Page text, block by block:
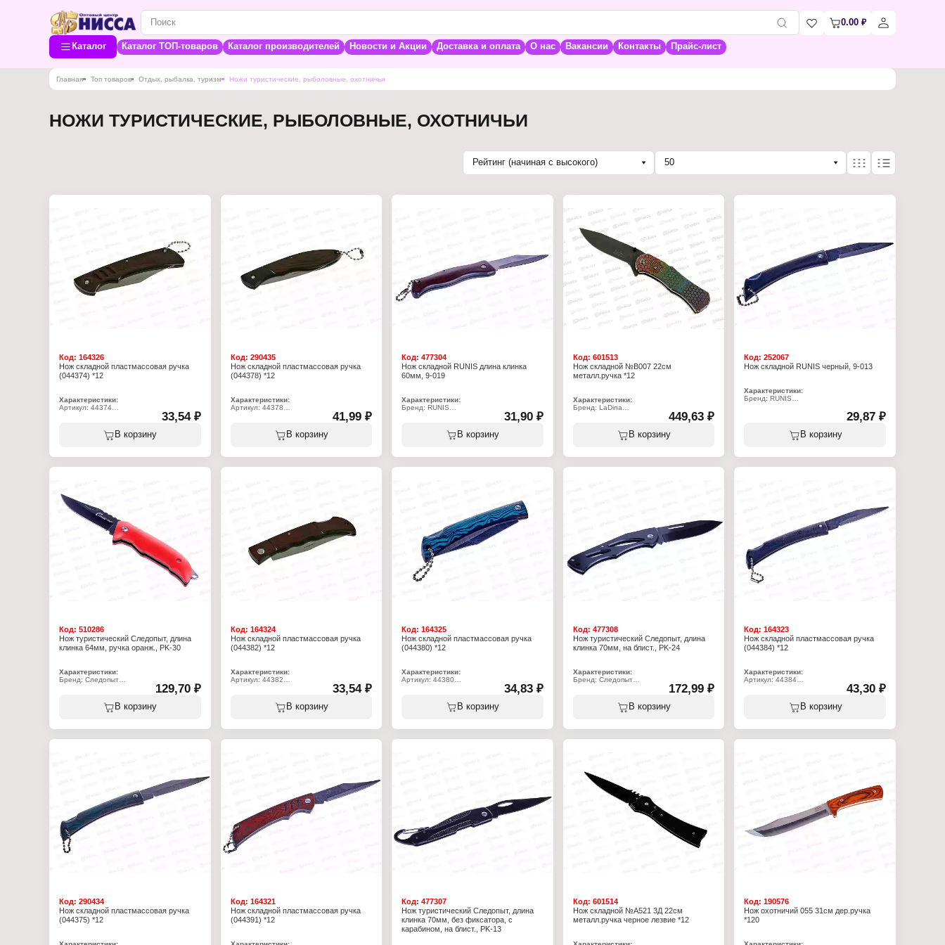
0.00 ₽
Каталог Каталог ТОП-товаров Каталог производителей Новости и Акции Доставка и оплата О нас Вакансии Контакты Прайс-лист
Главная Топ товаров Отдых, рыбалка, туризм Ножи туристические, рыболовные, охотничьи
НОЖИ ТУРИСТИЧЕСКИЕ, РЫБОЛОВНЫЕ, ОХОТНИЧЬИ
Рейтинг (начиная с высокого) 50
Код: 164326
Нож складной пластмассовая ручка
(044374) *12
Характеристики:
Артикул: 44374
Длина общая: 16 см
Материал ручки: пластиковая ручка
33,54 ₽
В корзину
Код: 290435
Нож складной пластмассовая ручка
(044378) *12
Характеристики:
Артикул: 44378
Длина общая: 15 см
Материал ручки: пластиковая ручка
41,99 ₽
В корзину
Код:477304
Нож складной RUNIS длина клинка
60мм, 9-019
Характеристики:
Бренд: RUNIS
Конструкция: складной
Длина лезвия: 60 мм
Цвет рукояти: дерево
31,90 ₽
В корзину
Код: 601513
Нож складной №В007 22см
металл.ручка *12
Характеристики:
Бренд: LaDina
Конструкция: складной
449,63 ₽
В корзину
Код:252067
Нож складной RUNIS черный, 9-013
Характеристики:
Бренд: RUNIS
Длина лезвия: 70 мм
Материал клинка: сталь
29,87 ₽
В корзину
Код: 510286
Нож туристический Следопыт, длина
клинка 64мм, ручка оранж., PK-30
Характеристики:
Бренд: Следопыт
Назначение: туристический
Конструкция: складной
Материал ручки: пластик
129,70 ₽
В корзину
Код: 164324
Нож складной пластмассовая ручка
(044382) *12
Характеристики:
Артикул: 44382
Длина общая: 15 см
Материал ручки: пластиковая ручка
33,54 ₽
В корзину
Код:164325
Нож складной пластмассовая ручка
(044380) *12
Характеристики:
Артикул: 44380
Длина общая: 16 см
Материал ручки: пластиковая ручка
34,83 ₽
В корзину
Код: 477308
Нож туристический Следопыт, длина
клинка 70мм, на блист., PK-24
Характеристики:
Бренд: Следопыт
Назначение: туристический
Длина клинка: 70 мм
Размеры в сложенном виде: 30х90х05
Упаковка: блистер
172,99 ₽
В корзину
Код:164323
Нож складной пластмассовая ручка
(044384) *12
Характеристики:
Артикул: 44384
Длина общая: 18 см
Материал ручки: пластиковая ручка
43,30 ₽
В корзину
Код: 290434
Нож складной пластмассовая ручка
(044375) *12
Код: 164321
Нож складной пластмассовая ручка
(044391) *12
Код:477307
Нож туристический Следопыт, длина
клинка 70мм, без фиксатора, с
карабином, на блист., PK-13
Код: 601514
Нож складной №А521 3Д 22см
металл.ручка черное лезвие *12
Код:190576
Нож охотничий 055 31см дер.ручка
*120